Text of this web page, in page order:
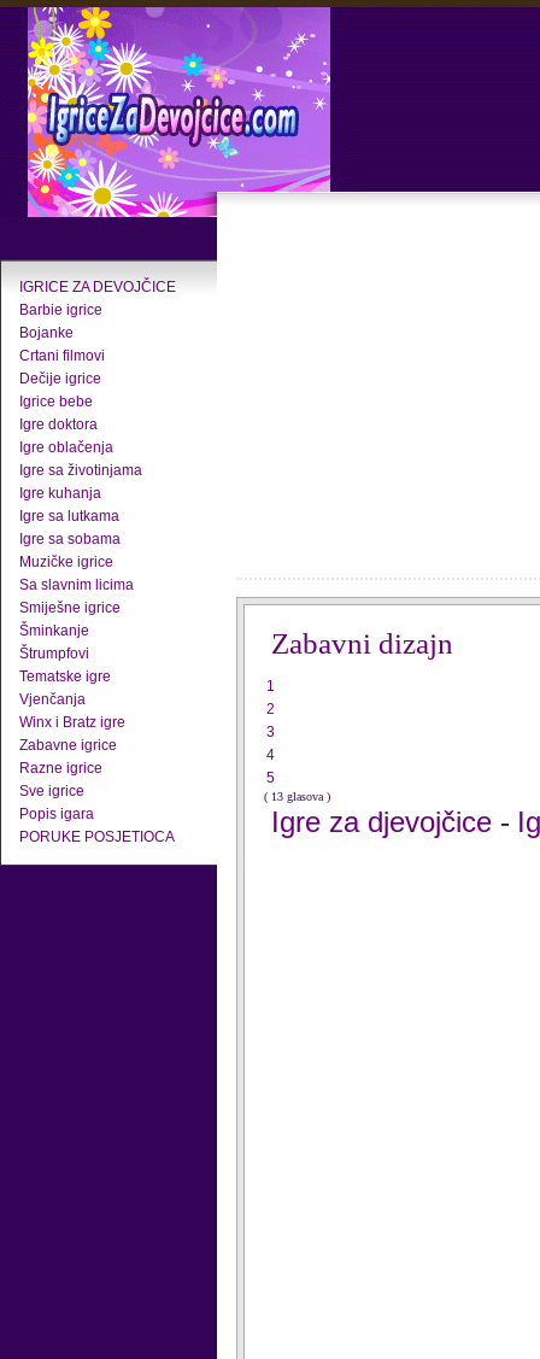
IGRICE ZA DEVOJČICE
Barbie igrice
Bojanke
Crtani filmovi
Dečije igrice
Igrice bebe
Igre doktora
Igre oblačenja
Igre sa životinjama
Igre kuhanja
Igre sa lutkama
Igre sa sobama
Muzičke igrice
Sa slavnim licima
Smiješne igrice
Šminkanje
Štrumpfovi
Tematske igre
Vjenčanja
Winx i Bratz igre
Zabavne igrice
Razne igrice
Sve igrice
Popis igara
PORUKE POSJETIOCA
Zabavni dizajn
1
2
3
4
5
( 13 glasova )
Igre za djevojčice -